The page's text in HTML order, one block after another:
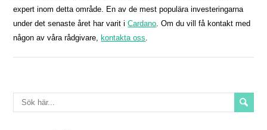
expert inom detta område. En av de mest populära investeringarna
under det senaste året har varit iCardano . Om du vill få kontakt med
någon av våra rådgivare,kontakta oss